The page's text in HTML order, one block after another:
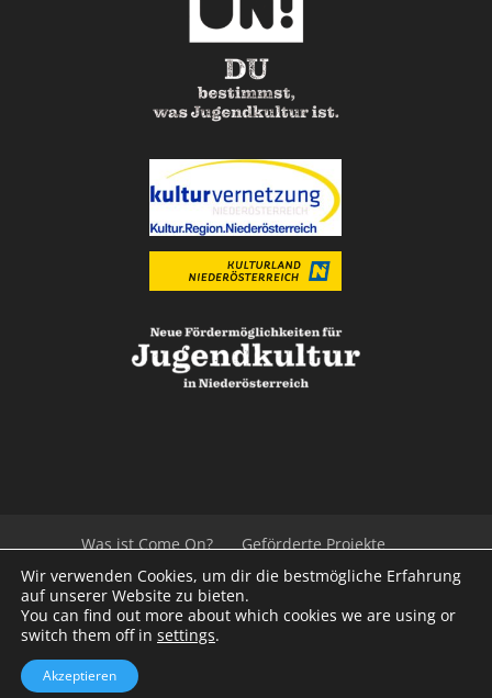
Was ist Come On?
Geförderte Projekte
Der Beirat
Impressum/Datenschutz
Links
Presse
© 2020Kulturvernetzung Niederösterreich
Wir verwenden Cookies, um dir die bestmögliche Erfahrung
auf unserer Website zu bieten.
You can find out more about which cookies we are using or
switch them off in settings.
Akzeptieren